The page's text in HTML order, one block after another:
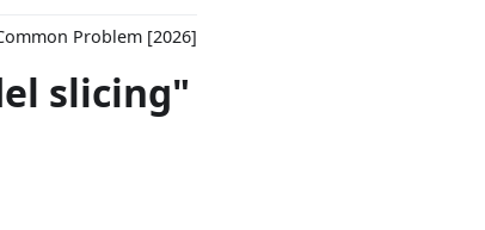
Problem [2026]
slicing"